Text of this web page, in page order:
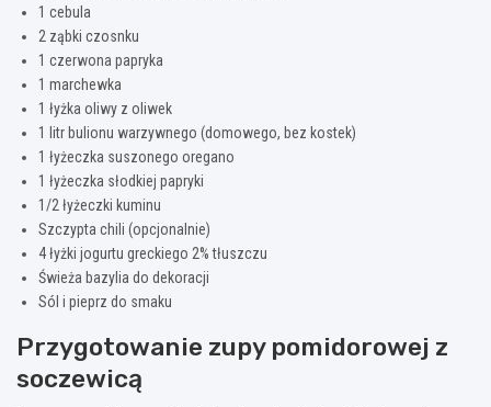
1 cebula
2 ząbki czosnku
1 czerwona papryka
1 marchewka
1 łyżka oliwy z oliwek
1 litr bulionu warzywnego (domowego, bez kostek)
1 łyżeczka suszonego oregano
1 łyżeczka słodkiej papryki
1/2 łyżeczki kuminu
Szczypta chili (opcjonalnie)
4 łyżki jogurtu greckiego 2% tłuszczu
Świeża bazylia do dekoracji
Sól i pieprz do smaku
Przygotowanie zupy pomidorowej z
soczewicą